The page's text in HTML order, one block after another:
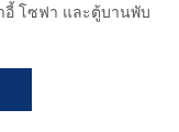
อี้ โซฟา และตู้บานพับ